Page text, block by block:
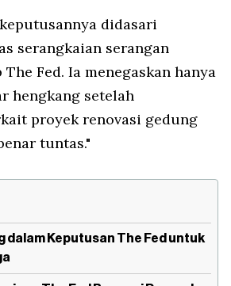
didasari
serangkaian serangan
Fed. Ia menegaskan hanya
hengkang setelah
proyek renovasi gedung
tuntas."
dalam Keputusan The Fed untuk